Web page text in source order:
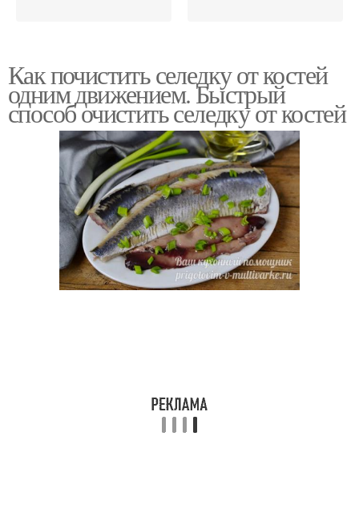
Как почистить селедку от костей
одним движением. Быстрый
способ очистить селедку от костей